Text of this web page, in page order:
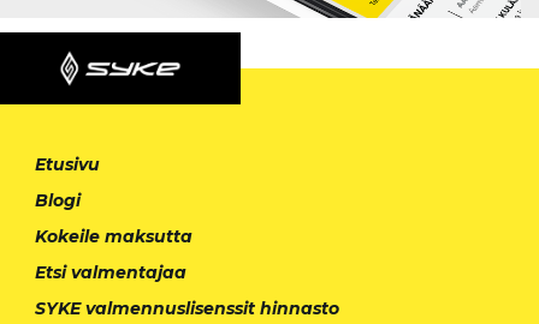
Etusivu
Blogi
Kokeile maksutta
Etsi valmentajaa
SYKE valmennuslisenssit hinnasto